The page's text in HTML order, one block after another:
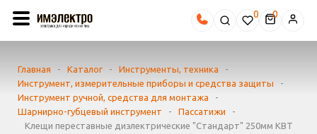
0
Главная - Каталог - Инструменты, техника
-
Инструмент, измерительные приборы и средства защиты
-
Инструмент ручной, средства для монтажа
-
Шарнирно-губцевый инструмент
- Пассатижи
-
Клещи переставные диэлектрические "Стандарт" 250мм КВТ